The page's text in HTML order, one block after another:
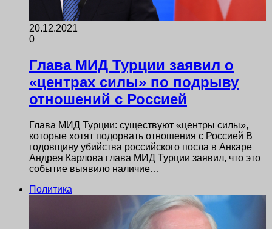
20.12.2021
0
Глава МИД Турции заявил о
«центрах силы» по подрыву
отношений с Россией
Глава МИД Турции: существуют «центры силы»,
которые хотят подорвать отношения с Россией В
годовщину убийства российского посла в Анкаре
Андрея Карлова глава МИД Турции заявил, что это
событие выявило наличие…
Политика